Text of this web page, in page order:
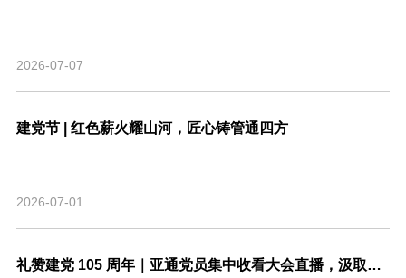
2026-07-07
建党节 | 红色薪火耀山河，匠心铸管通四方
2026-07-01
礼赞建党 105 周年｜亚通党员集中收看大会直播，汲取奋进力量